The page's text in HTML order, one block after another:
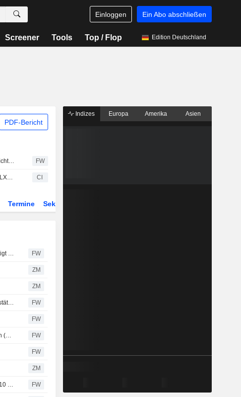
Einloggen Ein Abo abschließen
Screener Tools Top / Flop Edition Deutschland
PDF-Bericht
Storytel schießt nach Quartalsbericht nach oben, Nibe steigt nach Wettbewerberzahlen - OMXS30 0,2% im Minus FW
Mycronic AB erhält Auftrag über SLX-Maskenschreiber von bestehendem Kunden in Asien im Wert von 5-7 Mio. USD CI
Termine Sektor
Handelsbanken hebt Kursziel für Mycronic auf 375 Kronen (340) an, bekräftigt Kauf - BN FW
ZM
ZM
SB1 Markets erhöht das Kursziel für Mycronic auf 335 Kronen (310) und bestätigt Neutral FW
FW
DNB Carnegie stuft Mycronic auf Kaufen hoch (Halten), Kursziel 385 Kronen (320) FW
FW
ZM
SB1 Markets startet Beobachtung von Mycronic mit „Neutral“ und Kursziel 310 SEK FW
Indizes Europa Amerika Asien